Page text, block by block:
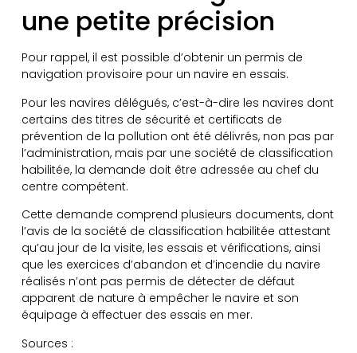
une petite précision
Pour rappel, il est possible d’obtenir un permis de
navigation provisoire pour un navire en essais.
Pour les navires délégués, c’est-à-dire les navires dont
certains des titres de sécurité et certificats de
prévention de la pollution ont été délivrés, non pas par
l’administration, mais par une société de classification
habilitée, la demande doit être adressée au chef du
centre compétent.
Cette demande comprend plusieurs documents, dont
l’avis de la société de classification habilitée attestant
qu’au jour de la visite, les essais et vérifications, ainsi
que les exercices d’abandon et d’incendie du navire
réalisés n’ont pas permis de détecter de défaut
apparent de nature à empêcher le navire et son
équipage à effectuer des essais en mer.
Sources :